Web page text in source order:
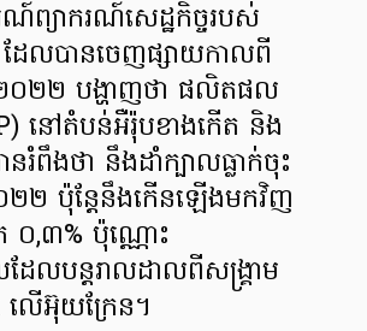
ព្យាករណ៍សេដ្ឋកិច្ចរបស់
ែលបានចេញផ្សាយកាលពី
២០២២ បង្ហាញថា ផលិតផល
នៅតំបន់អឺរ៉ុបខាងកើត និង
រំពឹងថា នឹងដាំក្បាលធ្លាក់ចុះ
២២ ប៉ុន្តែនឹងកើនឡើងមកវិញ
០,៣% ប៉ុណ្ណោះ
ែលបន្តរាលដាលពីសង្គ្រាម
លើអ៊ុយក្រែន។